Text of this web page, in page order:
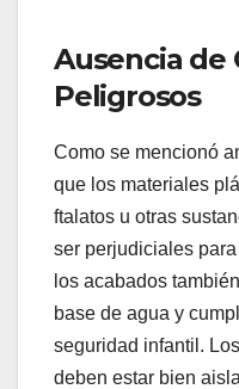
Ausencia de
Peligrosos
Como se mencionó
que los materiales
ftalatos u otras
ser perjudiciales
los acabados
base de agua y
seguridad infantil.
deben estar bien